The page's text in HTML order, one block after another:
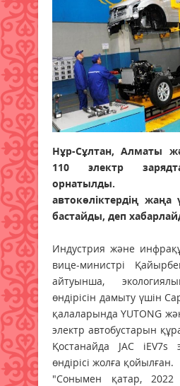
Нұр-Сұлтан, Алматы
110 электр
орнатылды.
автокөліктердің жаңа
бастайды, деп
Индустрия және
вице-министрі
айтуынша,
өндірісін дамыту үшін
қалаларында YUTONG
электр автобустарын
Қостанайда JAC iEV7s
өндірісі жолға қойылған.
"Сонымен қатар, 2022